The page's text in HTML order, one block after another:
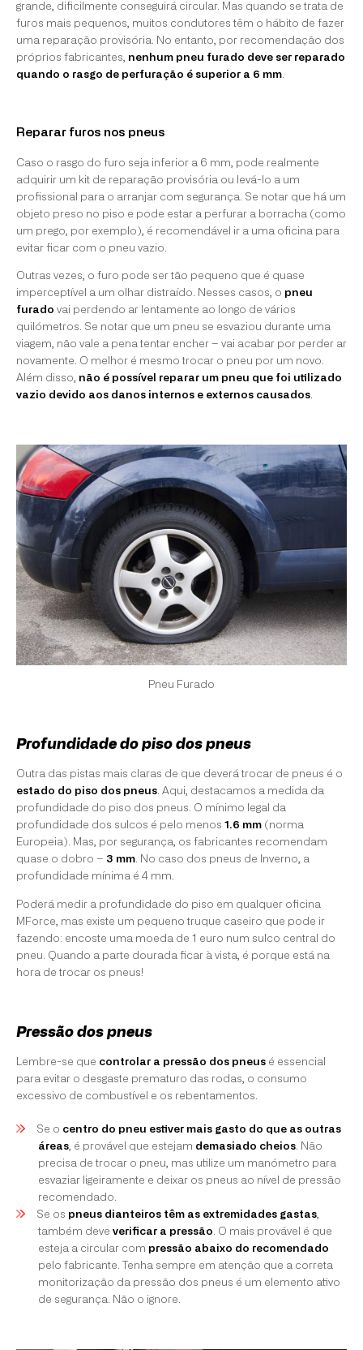
grande, dificilmente conseguirá circular. Mas quando se trata de
furos mais pequenos, muitos condutores têm o hábito de fazer
uma reparação provisória. No entanto, por recomendação dos
próprios fabricantes, nenhum pneu furado deve ser reparado
quando o rasgo de perfuração é superior a 6 mm.
Reparar furos nos pneus
Caso o rasgo do furo seja inferior a 6 mm, pode realmente
adquirir um kit de reparação provisória ou levá-lo a um
profissional para o arranjar com segurança. Se notar que há um
objeto preso no piso e pode estar a perfurar a borracha (como
um prego, por exemplo), é recomendável ir a uma oficina para
evitar ficar com o pneu vazio.
Outras vezes, o furo pode ser tão pequeno que é quase
imperceptível a um olhar distraído. Nesses casos, o pneu
furado vai perdendo ar lentamente ao longo de vários
quilómetros. Se notar que um pneu se esvaziou durante uma
viagem, não vale a pena tentar encher – vai acabar por perder ar
novamente. O melhor é mesmo trocar o pneu por um novo.
Além disso, não é possível reparar um pneu que foi utilizado
vazio devido aos danos internos e externos causados.
Pneu Furado
Profundidade do piso dos pneus
Outra das pistas mais claras de que deverá trocar de pneus é o
estado do piso dos pneus. Aqui, destacamos a medida da
profundidade do piso dos pneus. O mínimo legal da
profundidade dos sulcos é pelo menos 1.6 mm (norma
Europeia). Mas, por segurança, os fabricantes recomendam
quase o dobro – 3 mm. No caso dos pneus de Inverno, a
profundidade mínima é 4 mm.
Poderá medir a profundidade do piso em qualquer oficina
MForce, mas existe um pequeno truque caseiro que pode ir
fazendo: encoste uma moeda de 1 euro num sulco central do
pneu. Quando a parte dourada ficar à vista, é porque está na
hora de trocar os pneus!
Pressão dos pneus
Lembre-se que controlar a pressão dos pneus é essencial
para evitar o desgaste prematuro das rodas, o consumo
excessivo de combustível e os rebentamentos.
Se o centro do pneu estiver mais gasto do que as outras
áreas, é provável que estejam demasiado cheios. Não
precisa de trocar o pneu, mas utilize um manómetro para
esvaziar ligeiramente e deixar os pneus ao nível de pressão
recomendado.
Se os pneus dianteiros têm as extremidades gastas,
também deve verificar a pressão. O mais provável é que
esteja a circular com pressão abaixo do recomendado
pelo fabricante. Tenha sempre em atenção que a correta
monitorização da pressão dos pneus é um elemento ativo
de segurança. Não o ignore.